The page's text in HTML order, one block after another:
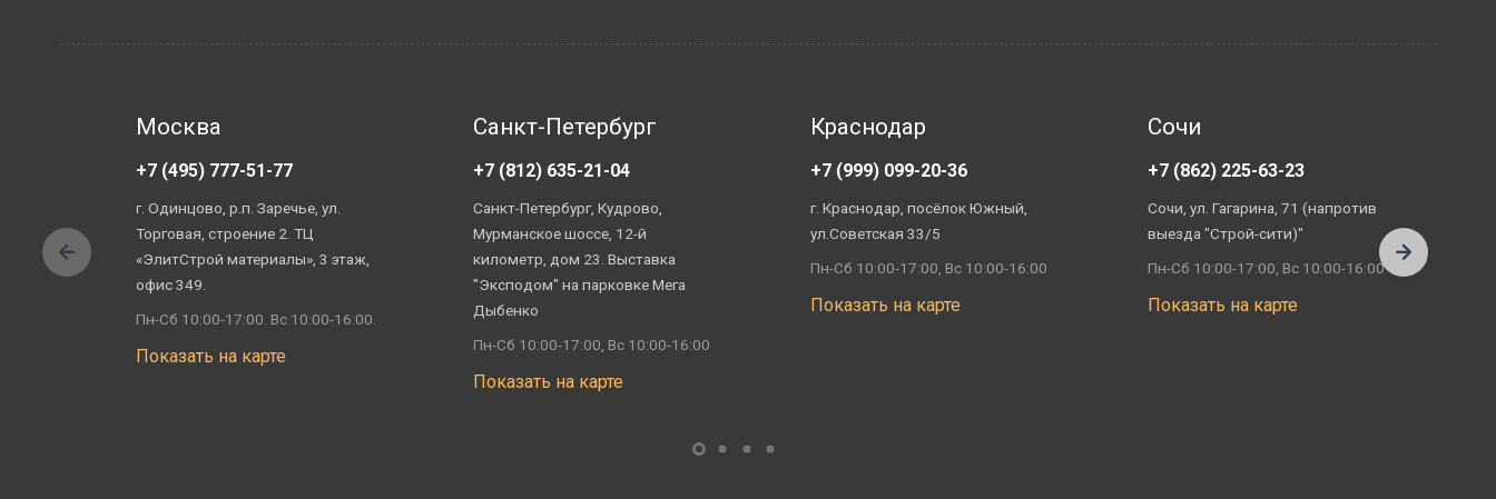
Москва
+7 (495) 777-51-77
г. Одинцово, р.п. Заречье, ул.
Торговая, строение 2. ТЦ
«ЭлитСтрой материалы», 3 этаж,
офис 349.
Пн-Сб 10:00-17:00. Вс 10:00-16:00.
Показать на карте
Санкт-Петербург
+7 (812) 635-21-04
Санкт-Петербург, Кудрово,
Мурманское шоссе, 12-й
километр, дом 23. Выставка
"Эксподом" на парковке Мега
Дыбенко
Пн-Сб 10:00-17:00, Вс 10:00-16:00
Показать на карте
Краснодар
+7 (999) 099-20-36
г. Краснодар, посёлок Южный,
ул.Советская 33/5
Пн-Сб 10:00-17:00, Вс 10:00-16:00
Показать на карте
Сочи
+7 (862) 225-63-23
Сочи, ул. Гагарина, 71 (напротив
выезда "Строй-сити)"
Пн-Сб 10:00-17:00, Вс 10:00-16:00
Показать на карте